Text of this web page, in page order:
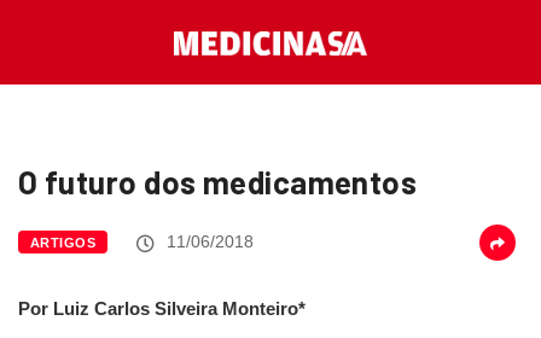
O futuro dos medicamentos
ARTIGOS 11/06/2018
Por Luiz Carlos Silveira Monteiro*